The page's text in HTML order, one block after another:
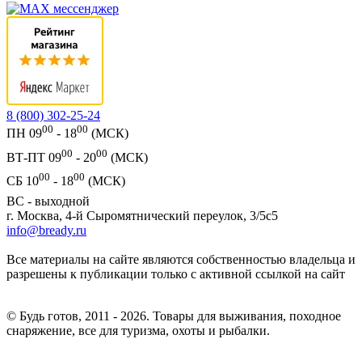
8 (800) 302-25-24
ПН 0900 - 1800 (МСК)
ВТ-ПТ 0900 - 2000 (МСК)
СБ 1000 - 1800 (МСК)
ВС - выходной
г. Москва, 4-й Сыромятнический переулок, 3/5с5
info@bready.ru
Все материалы на сайте являются собственностью владельца и
разрешены к публикации только с активной ссылкой на сайт
© Будь готов, 2011 - 2026. Товары для выживания, походное
снаряжение, все для туризма, охоты и рыбалки.